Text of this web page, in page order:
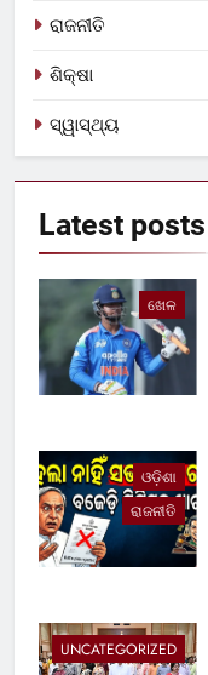
ରାଜନୀତି
ଶିକ୍ଷା
ସ୍ୱାସ୍ଥ୍ୟ
Latest posts
ଖେଳ
ଓଡ଼ିଶା
ରାଜନୀତି
UNCATEGORIZED